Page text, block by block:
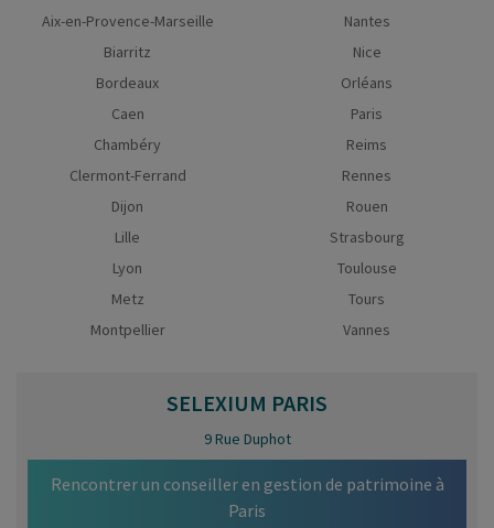
Aix-en-Provence-Marseille
Biarritz
Bordeaux
Caen
Chambéry
Clermont-Ferrand
Dijon
Lille
Lyon
Metz
Montpellier
Nantes
Nice
Orléans
Paris
Reims
Rennes
Rouen
Strasbourg
Toulouse
Tours
Vannes
SELEXIUM PARIS
9 Rue Duphot
Rencontrer un conseiller en gestion de patrimoine à
Paris